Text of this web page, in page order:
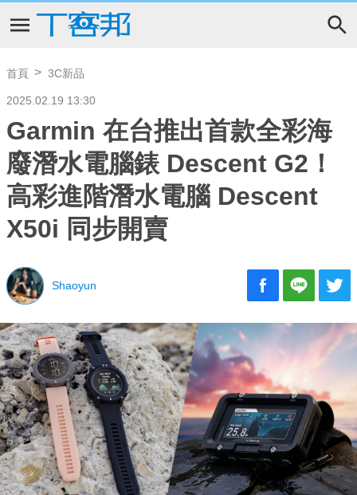
首頁 3C新品
2025.02.19 13:30
Garmin 在台推出首款全彩海
廢潛水電腦錶 Descent G2！
高彩進階潛水電腦 Descent
X50i 同步開賣
Shaoyun